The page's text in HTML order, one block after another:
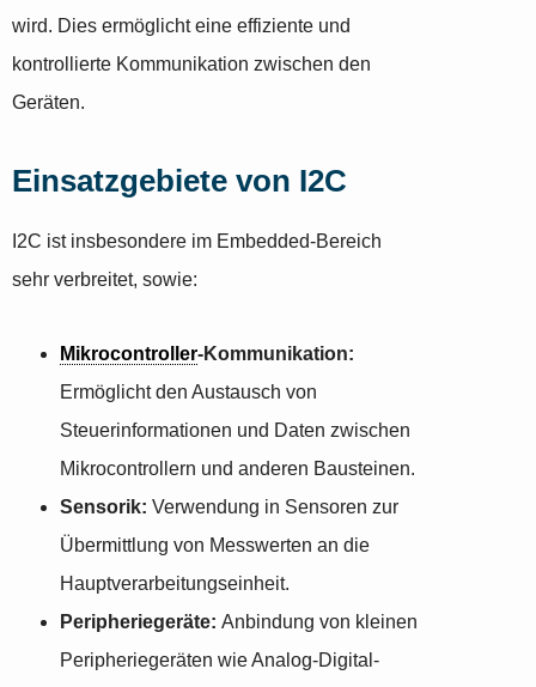
wird. Dies ermöglicht eine effiziente und
kontrollierte Kommunikation zwischen den
Geräten.
Einsatzgebiete von I2C
I2C ist insbesondere im Embedded-Bereich
sehr verbreitet, sowie:
Mikrocontroller-Kommunikation:
Ermöglicht den Austausch von
Steuerinformationen und Daten zwischen
Mikrocontrollern und anderen Bausteinen.
Sensorik: Verwendung in Sensoren zur
Übermittlung von Messwerten an die
Hauptverarbeitungseinheit.
Peripheriegeräte: Anbindung von kleinen
Peripheriegeräten wie Analog-Digital-